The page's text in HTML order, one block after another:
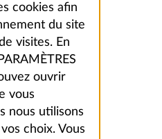
cookies afin
du site
visites. En
ouvrir
vous
nous utilisons
choix. Vous